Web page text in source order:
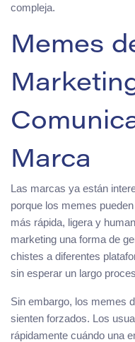
compleja.
Memes
Marca
Las marcas ya están
porque los memes
más rápida, ligera y
marketing una forma de
chistes a diferentes
sin esperar un largo
Sin embargo, los memes
sienten forzados. Los
rápidamente cuándo una